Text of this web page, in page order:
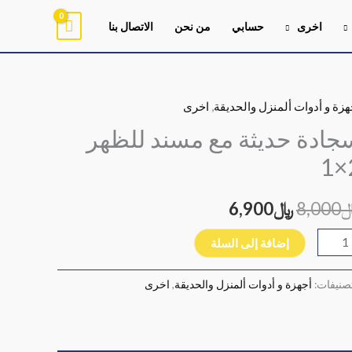
اخرى حسابي من نحن الاتصال بنا
و أدوات ألمنزل والحديقة, اخرى
حديثة مع مسند للظهر
8,000
السعر
الأصلي
﷼8,000.
﷼6,900
السعر
الحالي
إضافة إلى السلة
أجهزة و أدوات ألمنزل والحديقة, اخرى